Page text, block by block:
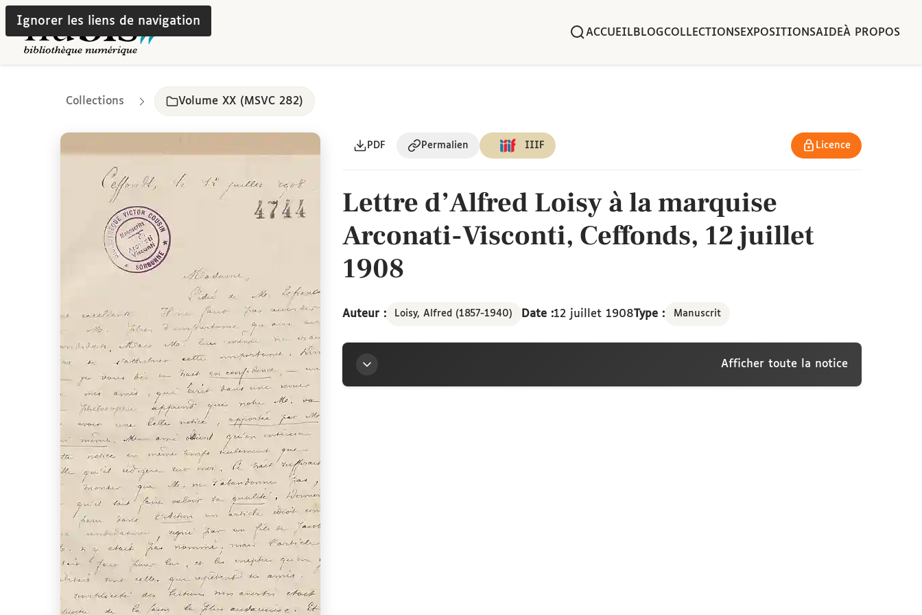
Ignorer les liens de navigation
ACCUEIL BLOGCOLLECTIONSEXPOSITIONSAIDEÀ PROPOS
Collections Volume XX (MSVC 282)
PDF Permalien IIIF Licence
Lettre d’Alfred Loisy à la marquise
Arconati-Visconti, Ceffonds, 12 juillet
1908
Auteur : Loisy, Alfred (1857-1940) Date :12 juillet 1908Type : Manuscrit
Afficher toute la notice